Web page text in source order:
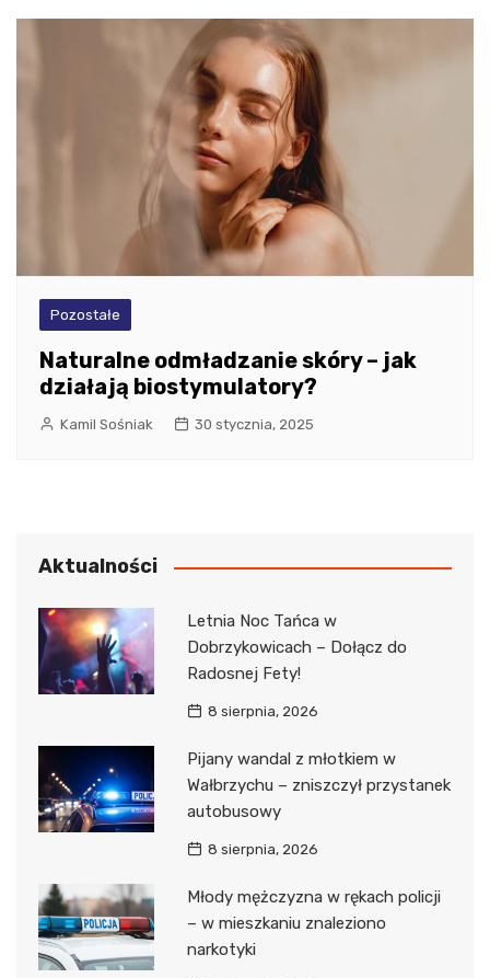
Pozostałe
Naturalne odmładzanie skóry – jak
działają biostymulatory?
Kamil Sośniak 30 stycznia, 2025
Aktualności
Letnia Noc Tańca w
Dobrzykowicach – Dołącz do
Radosnej Fety!
8 sierpnia, 2026
Pijany wandal z młotkiem w
Wałbrzychu – zniszczył przystanek
autobusowy
8 sierpnia, 2026
Młody mężczyzna w rękach policji
– w mieszkaniu znaleziono
narkotyki